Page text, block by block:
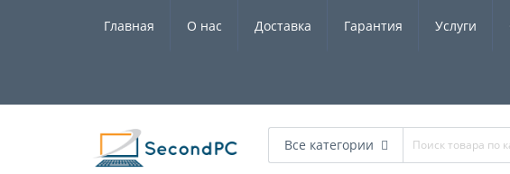
Главная О нас Доставка Гарантия Услуги
Все категории